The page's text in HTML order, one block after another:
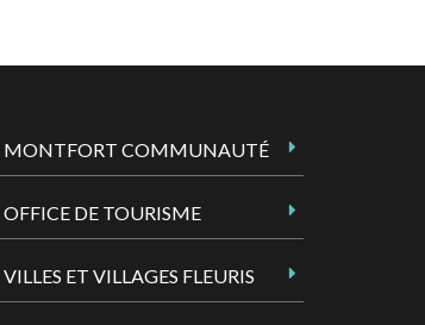
MONTFORT COMMUNAUTÉ
OFFICE DE TOURISME
VILLES ET VILLAGES FLEURIS